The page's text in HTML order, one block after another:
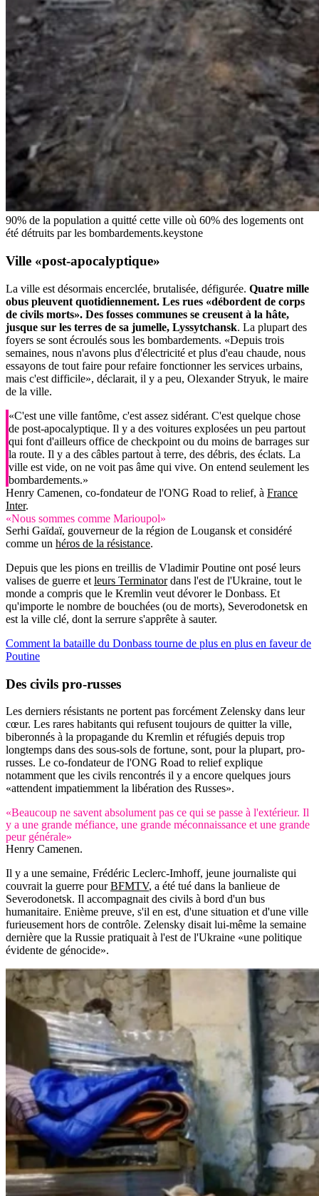
90% de la population a quitté cette ville où 60% des logements ont
été détruits par les bombardements.keystone
Ville «post-apocalyptique»
La ville est désormais encerclée, brutalisée, défigurée. Quatre mille
obus pleuvent quotidiennement. Les rues «débordent de corps
de civils morts». Des fosses communes se creusent à la hâte,
jusque sur les terres de sa jumelle, Lyssytchansk. La plupart des
foyers se sont écroulés sous les bombardements. «Depuis trois
semaines, nous n'avons plus d'électricité et plus d'eau chaude, nous
essayons de tout faire pour refaire fonctionner les services urbains,
mais c'est difficile», déclarait, il y a peu, Olexander Stryuk, le maire
de la ville.
«C'est une ville fantôme, c'est assez sidérant. C'est quelque chose
de post-apocalyptique. Il y a des voitures explosées un peu partout
qui font d'ailleurs office de checkpoint ou du moins de barrages sur
la route. Il y a des câbles partout à terre, des débris, des éclats. La
ville est vide, on ne voit pas âme qui vive. On entend seulement les
bombardements.»
Henry Camenen, co-fondateur de l'ONG Road to relief, à France
Inter.
«Nous sommes comme Marioupol»
Serhi Gaïdaï, gouverneur de la région de Lougansk et considéré
comme un héros de la résistance.
Depuis que les pions en treillis de Vladimir Poutine ont posé leurs
valises de guerre et leurs Terminatordans l'est de l'Ukraine, tout le
monde a compris que le Kremlin veut dévorer le Donbass. Et
qu'importe le nombre de bouchées (ou de morts), Severodonetsk en
est la ville clé, dont la serrure s'apprête à sauter.
Comment la bataille du Donbass tourne de plus en plus en faveur de
Poutine
Des civils pro-russes
Les derniers résistants ne portent pas forcément Zelensky dans leur
cœur. Les rares habitants qui refusent toujours de quitter la ville,
biberonnés à la propagande du Kremlin et réfugiés depuis trop
longtemps dans des sous-sols de fortune, sont, pour la plupart, pro-
russes. Le co-fondateur de l'ONG Road to relief explique
notamment que les civils rencontrés il y a encore quelques jours
«attendent impatiemment la libération des Russes».
«Beaucoup ne savent absolument pas ce qui se passe à l'extérieur. Il
y a une grande méfiance, une grande méconnaissance et une grande
peur générale»
Henry Camenen.
Il y a une semaine, Frédéric Leclerc-Imhoff, jeune journaliste qui
couvrait la guerre pourBFMTV, a été tué dans la banlieue de
Severodonetsk. Il accompagnait des civils à bord d'un bus
humanitaire. Enième preuve, s'il en est, d'une situation et d'une ville
furieusement hors de contrôle. Zelensky disait lui-même la semaine
dernière que la Russie pratiquait à l'est de l'Ukraine «une politique
évidente de génocide».